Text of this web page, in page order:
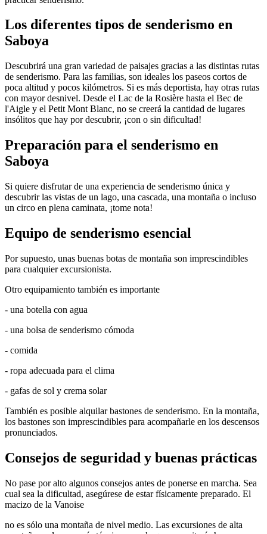
Los diferentes tipos de senderismo en
Saboya
Descubrirá una gran variedad de paisajes gracias a las distintas rutas
de senderismo. Para las familias, son ideales los paseos cortos de
poca altitud y pocos kilómetros. Si es más deportista, hay otras rutas
con mayor desnivel. Desde el Lac de la Rosière hasta el Bec de
l'Aigle y el Petit Mont Blanc, no se creerá la cantidad de lugares
insólitos que hay por descubrir, ¡con o sin dificultad!
Preparación para el senderismo en
Saboya
Si quiere disfrutar de una experiencia de senderismo única y
descubrir las vistas de un lago, una cascada, una montaña o incluso
un circo en plena caminata, ¡tome nota!
Equipo de senderismo esencial
Por supuesto, unas buenas botas de montaña son imprescindibles
para cualquier excursionista.
Otro equipamiento también es importante
- una botella con agua
- una bolsa de senderismo cómoda
- comida
- ropa adecuada para el clima
- gafas de sol y crema solar
También es posible alquilar bastones de senderismo. En la montaña,
los bastones son imprescindibles para acompañarle en los descensos
pronunciados.
Consejos de seguridad y buenas prácticas
No pase por alto algunos consejos antes de ponerse en marcha. Sea
cual sea la dificultad, asegúrese de estar físicamente preparado. El
macizo de la Vanoise
no es sólo una montaña de nivel medio. Las excursiones de alta